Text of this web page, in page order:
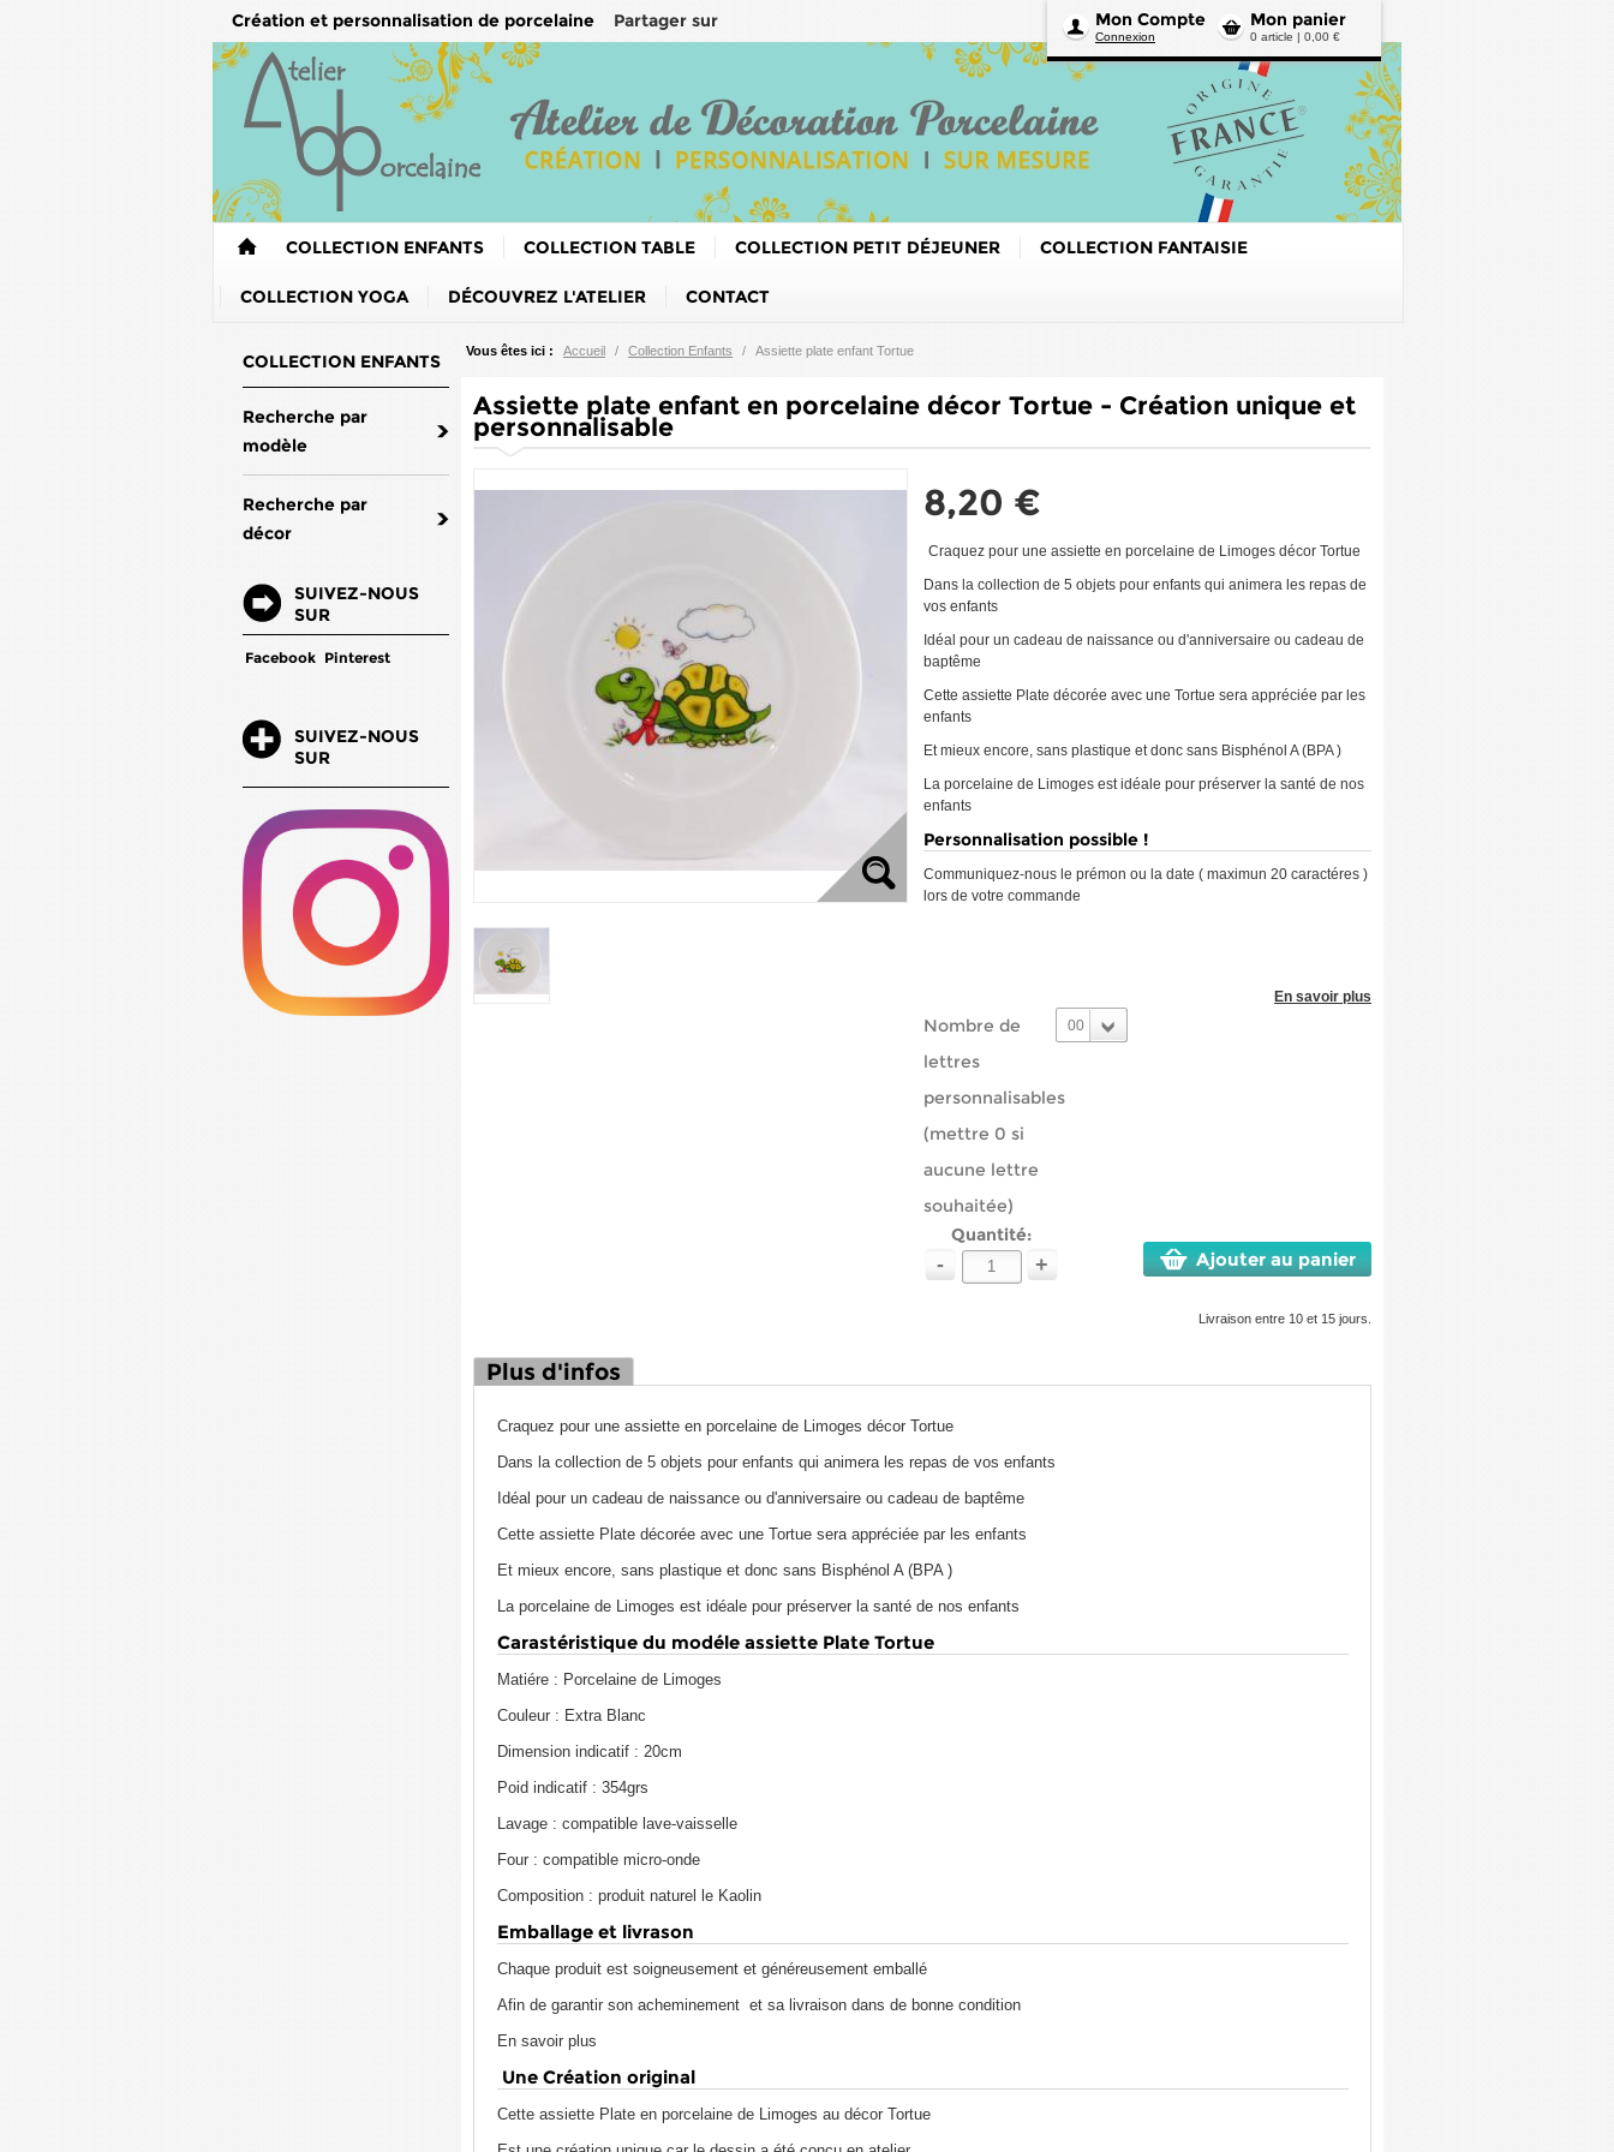
Mon panier
0 article | 0,00 €
Mon Compte
Connexion
Création et personnalisation de porcelaine Partager sur
COLLECTION ENFANTS COLLECTION TABLE COLLECTION PETIT DÉJEUNER COLLECTION FANTAISIE
COLLECTION YOGA DÉCOUVREZ L'ATELIER CONTACT
COLLECTION ENFANTS
Recherche par
modèle
Recherche par
décor
SUIVEZ-NOUS
SUR
Facebook Pinterest
SUIVEZ-NOUS
SUR
Vous êtes ici : Accueil / Collection Enfants / Assiette plate enfant Tortue
Assiette plate enfant en porcelaine décor Tortue - Création unique et
personnalisable
8,20 €
Craquez pour une assiette en porcelaine de Limoges décor Tortue
Dans la collection de 5 objets pour enfants qui animera les repas de
vos enfants
Idéal pour un cadeau de naissance ou d'anniversaire ou cadeau de
baptême
Cette assiette Plate décorée avec une Tortue sera appréciée par les
enfants
Et mieux encore, sans plastique et donc sans Bisphénol A (BPA )
La porcelaine de Limoges est idéale pour préserver la santé de nos
enfants
Personnalisation possible !
Communiquez-nous le prémon ou la date ( maximun 20 caractéres )
lors de votre commande
En savoir plus
Nombre de
lettres
personnalisables
(mettre 0 si
aucune lettre
souhaitée)
00
Quantité:
- + Ajouter au panier
Livraison entre 10 et 15 jours.
Plus d'infos
Craquez pour une assiette en porcelaine de Limoges décor Tortue
Dans la collection de 5 objets pour enfants qui animera les repas de vos enfants
Idéal pour un cadeau de naissance ou d'anniversaire ou cadeau de baptême
Cette assiette Plate décorée avec une Tortue sera appréciée par les enfants
Et mieux encore, sans plastique et donc sans Bisphénol A (BPA )
La porcelaine de Limoges est idéale pour préserver la santé de nos enfants
Carastéristique du modéle assiette Plate Tortue
Matiére : Porcelaine de Limoges
Couleur : Extra Blanc
Dimension indicatif : 20cm
Poid indicatif : 354grs
Lavage : compatible lave-vaisselle
Four : compatible micro-onde
Composition : produit naturel le Kaolin
Emballage et livrason
Chaque produit est soigneusement et généreusement emballé
Afin de garantir son acheminement et sa livraison dans de bonne condition
En savoir plus
Une Création original
Cette assiette Plate en porcelaine de Limoges au décor Tortue